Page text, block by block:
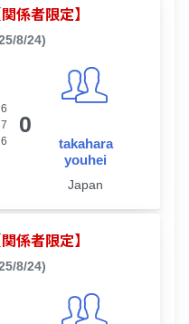
係者限定】
8/24)
6
7
6
0
takahara
youhei
Japan
係者限定】
8/24)